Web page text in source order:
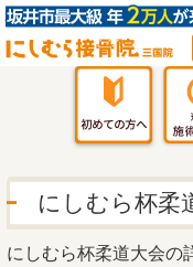
にしむら杯柔
にしむら杯柔道大会の